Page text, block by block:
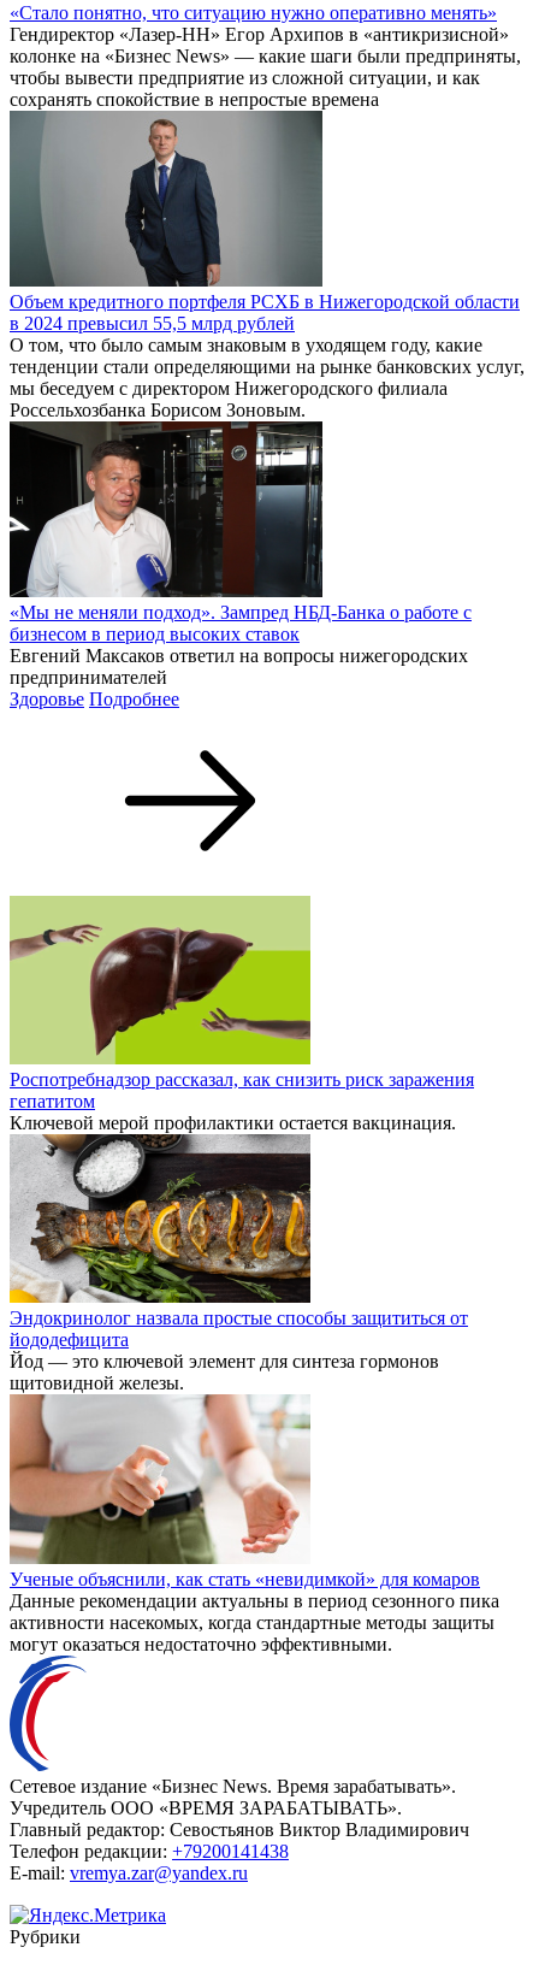
«Стало понятно, что ситуацию нужно оперативно менять»
Гендиректор «Лазер-НН» Егор Архипов в «антикризисной»
колонке на «Бизнес News» — какие шаги были предприняты,
чтобы вывести предприятие из сложной ситуации, и как
сохранять спокойствие в непростые времена
Объем кредитного портфеля РСХБ в Нижегородской области
в 2024 превысил 55,5 млрд рублей
О том, что было самым знаковым в уходящем году, какие
тенденции стали определяющими на рынке банковских услуг,
мы беседуем с директором Нижегородского филиала
Россельхозбанка Борисом Зоновым.
«Мы не меняли подход». Зампред НБД-Банка о работе с
бизнесом в период высоких ставок
Евгений Максаков ответил на вопросы нижегородских
предпринимателей
Здоровье Подробнее
Роспотребнадзор рассказал, как снизить риск заражения
гепатитом
Ключевой мерой профилактики остается вакцинация.
Эндокринолог назвала простые способы защититься от
йододефицита
Йод — это ключевой элемент для синтеза гормонов
щитовидной железы.
Ученые объяснили, как стать «невидимкой» для комаров
Данные рекомендации актуальны в период сезонного пика
активности насекомых, когда стандартные методы защиты
могут оказаться недостаточно эффективными.
Сетевое издание «Бизнес News. Время зарабатывать».
Учредитель ООО «ВРЕМЯ ЗАРАБАТЫВАТЬ».
Главный редактор: Севостьянов Виктор Владимирович
Телефон редакции: +79200141438
E-mail: vremya.zar@yandex.ru
Рубрики